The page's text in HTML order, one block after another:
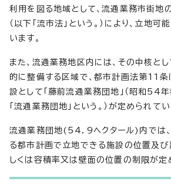
利用を図る地域として、流通業務市街地
（以下「流市法」という。）により、立地
います。
また、流通業務地区内には、その中核と
的に整備する区域で、都市計画法第11
設として「藤前流通業務団地」（昭和54
「流通業務団地」という。）が定められてい
流通業務団地(54．9ヘクタール)内では
る都市計画で立地できる施設の位置及
しくは容積率又は壁面の位置の制限が定